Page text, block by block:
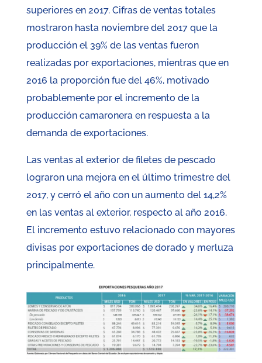
superiores en 2017. Cifras de ventas totales
mostraron hasta noviembre del 2017 que la
producción el 39% de las ventas fueron
realizadas por exportaciones, mientras que en
2016 la proporción fue del 46%, motivado
probablemente por el incremento de la
producción camaronera en respuesta a la
demanda de exportaciones.
Las ventas al exterior de filetes de pescado
lograron una mejora en el último trimestre del
2017, y cerró el año con un aumento del 14,2%
en las ventas al exterior, respecto al año 2016.
El incremento estuvo relacionado con mayores
divisas por exportaciones de dorado y merluza
principalmente.